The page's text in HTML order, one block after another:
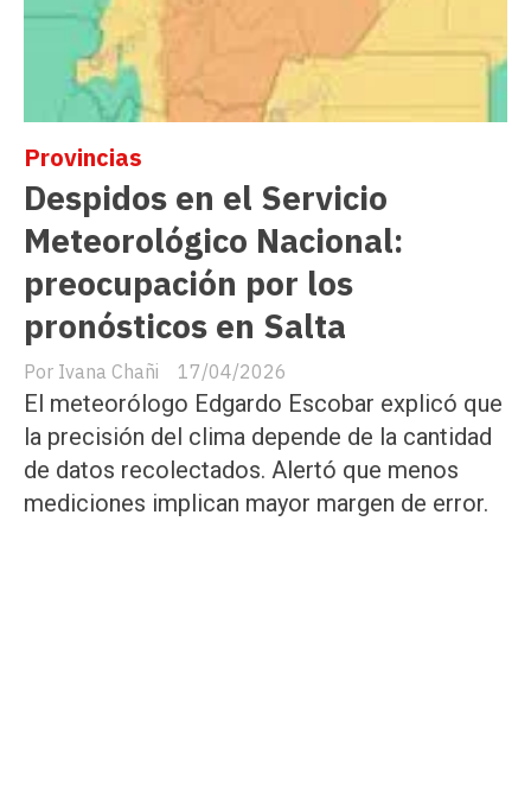
Despidos en el Servicio
Meteorológico Nacional:
preocupación por los
pronósticos en Salta
Ivana Chañi
Provincias
17/04/2026
El meteorólogo Edgardo Escobar explicó que
la precisión del clima depende de la cantidad
de datos recolectados. Alertó que menos
mediciones implican mayor margen de error.